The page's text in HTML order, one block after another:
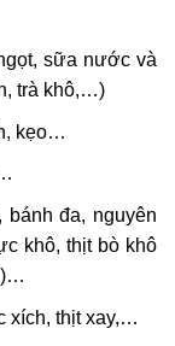
sữa nước và
trà khô,…)
kẹo…
bánh đa, nguyên
khô, thịt bò khô
xích, thịt xay,…